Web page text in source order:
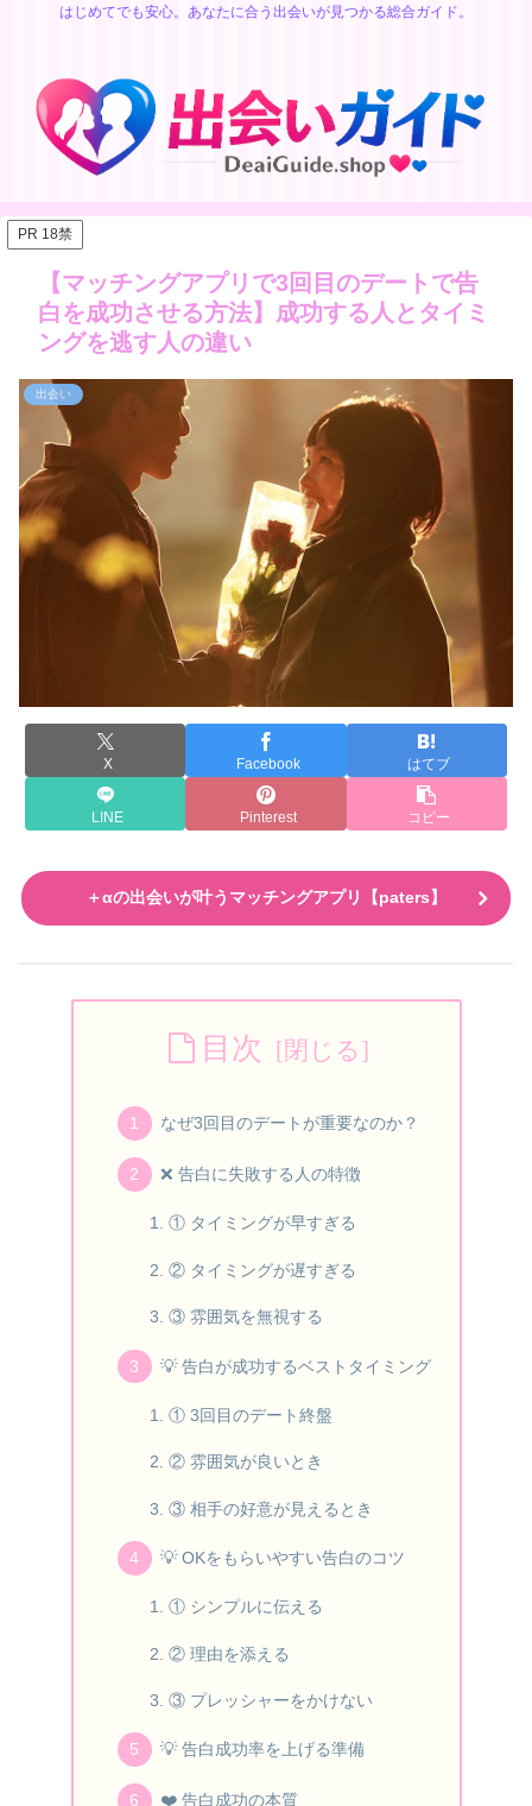
はじめてでも安心。あなたに合う出会いが見つかる総合ガイド。
PR 18禁
【マッチングアプリで3回目のデートで告
白を成功させる方法】成功する人とタイミ
ングを逃す人の違い
出会い
X Facebook はてブ
LINE Pinterest コピー
＋αの出会いが叶うマッチングアプリ【paters】
目次
なぜ3回目のデートが重要なのか？
❌ 告白に失敗する人の特徴
① タイミングが早すぎる
② タイミングが遅すぎる
③ 雰囲気を無視する
💡 告白が成功するベストタイミング
① 3回目のデート終盤
② 雰囲気が良いとき
③ 相手の好意が見えるとき
💡 OKをもらいやすい告白のコツ
① シンプルに伝える
② 理由を添える
③ プレッシャーをかけない
💡 告白成功率を上げる準備
❤️ 告白成功の本質